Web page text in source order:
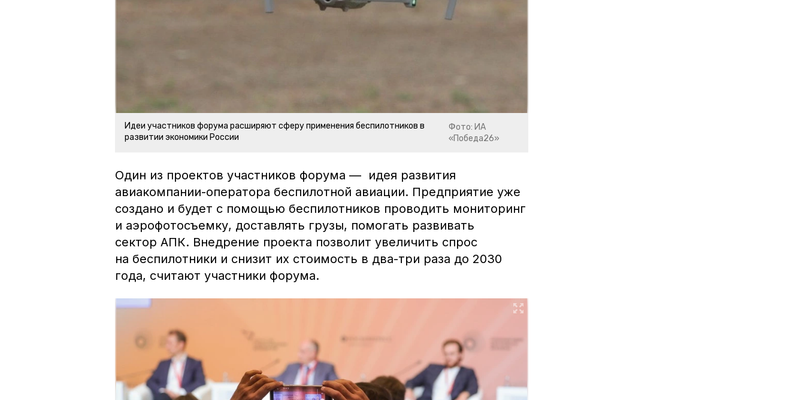
Идеи участников форума расширяют сферу применения беспилотников в
развитии экономики России
Фото: ИА
«Победа26»
Один из проектов участников форума — идея развития
авиакомпании-оператора беспилотной авиации. Предприятие уже
создано и будет с помощью беспилотников проводить мониторинг
и аэрофотосъемку, доставлять грузы, помогать развивать
сектор АПК. Внедрение проекта позволит увеличить спрос
на беспилотники и снизит их стоимость в два-три раза до 2030
года, считают участники форума.